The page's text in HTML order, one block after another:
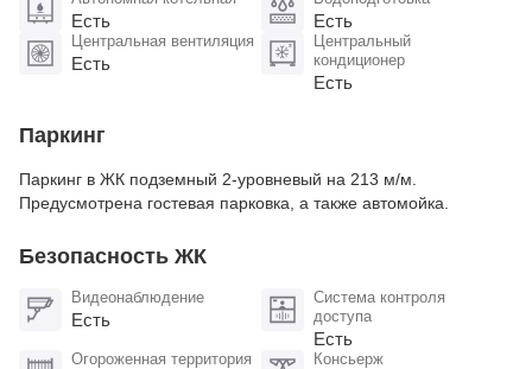
Есть Есть
Центральная вентиляция
Есть
Центральный
кондиционер
Есть
Паркинг
Паркинг в ЖК подземный 2-уровневый на 213 м/м.
Предусмотрена гостевая парковка, а также автомойка.
Безопасность ЖК
Видеонаблюдение
Есть
Система контроля
доступа
Есть
Огороженная территория Консьерж